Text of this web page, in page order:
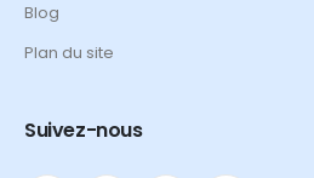
Blog
Plan du site
Suivez-nous